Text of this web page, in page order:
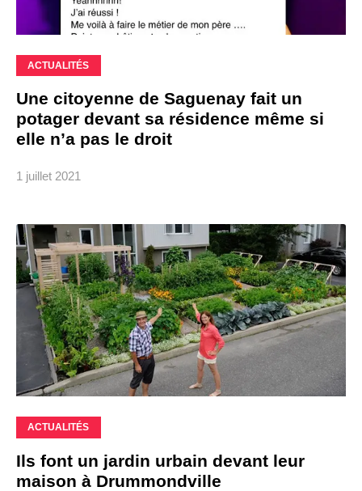
ACTUALITÉS
Une citoyenne de Saguenay fait un
potager devant sa résidence même si
elle n’a pas le droit
1 juillet 2021
ACTUALITÉS
Ils font un jardin urbain devant leur
maison à Drummondville